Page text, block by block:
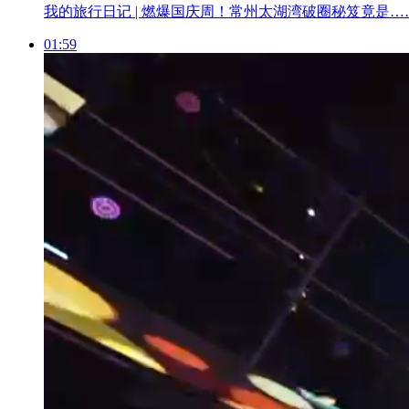
我的旅行日记 | 燃爆国庆周！常州太湖湾破圈秘笈竟是
01:59